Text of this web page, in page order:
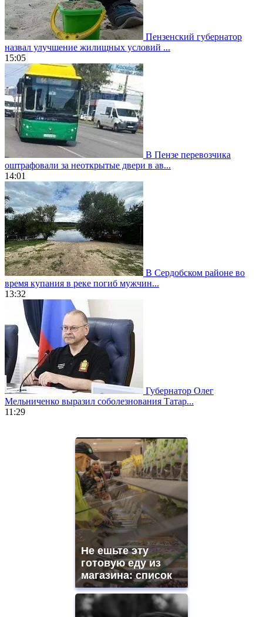
Пензенский губернатор
назвал улучшение жилищных условий ...
15:05
В Пензе перевозчика
оштрафовали за неоткрытые двери в ав...
14:01
В Сердобском районе во
время купания в реке погиб мужчин...
13:32
Губернатор Олег
Мельниченко выразил соболезнования Татар...
11:29
https://gradewatches.to/
https://www.replicasrelojes.to/
Не ешьте эту
готовую еду из
магазина: список